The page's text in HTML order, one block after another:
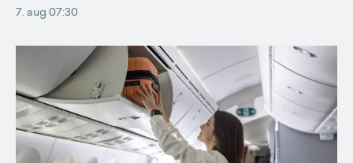
7. aug 07:30